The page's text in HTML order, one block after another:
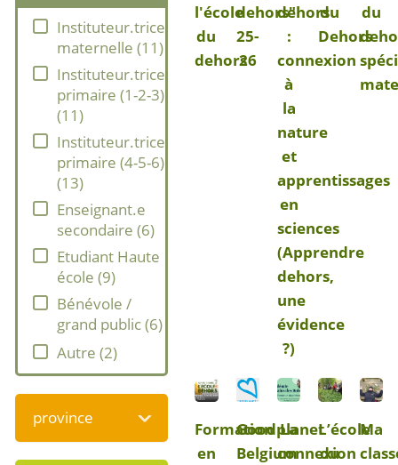
Instituteur.trice
maternelle(11)
Instituteur.trice
primaire (1-2-3)
(11)
Instituteur.trice
primaire (4-5-6)
(13)
Enseignant.e
secondaire(6)
Etudiant Haute
école(9)
Bénévole /
grand public(6)
Autre(2)
province
l'école
du
dehors
dehors"
25-
26
dehors
:
connexion
à
la
nature
et
apprentissages
en
sciences
(Apprendre
dehors,
une
évidence
?)
du
Dehors
du
Formation
en
Goodplanet
Belgium
La
connexion
L’école
du
Ma